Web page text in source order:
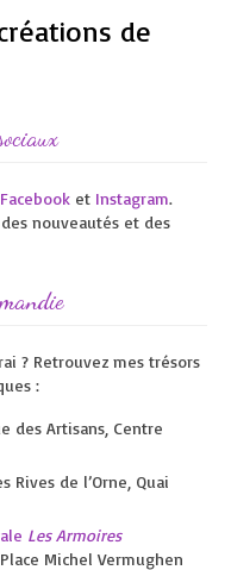
de
Facebook et Instagram.
nouveautés et des
? Retrouvez mes trésors
:
des Artisans, Centre
Rives de l’Orne, Quai
Les Armoires
Michel Vermughen